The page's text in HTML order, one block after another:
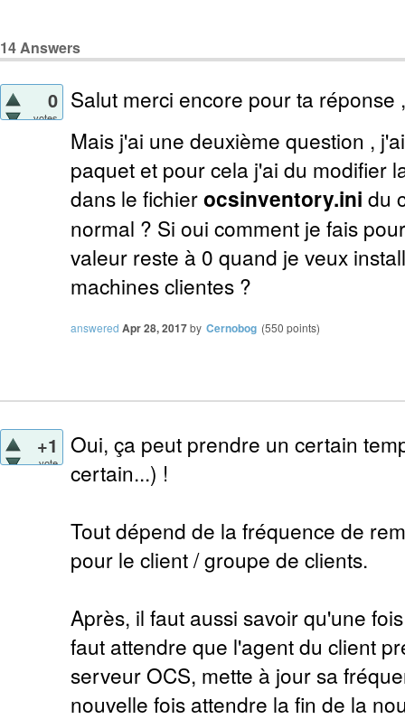
14Answers
0
votes
Salut merci encore pour ta réponse ,
Mais j'ai une deuxième question ,
paquet et pour cela j'ai du modifier
dans le fichierocsinventory.ini du
normal ? Si oui comment je fais
valeur reste à 0 quand je veux
machines clientes ?
answered Apr 28, 2017by Cernobog (550 points)
+1
vote
Oui, ça peut prendre un certain
certain...) !
Tout dépend de la fréquence de
pour le client / groupe de clients.
Après, il faut aussi savoir qu'une
faut attendre que l'agent du client
serveur OCS, mette à jour sa
nouvelle fois attendre la fin de la